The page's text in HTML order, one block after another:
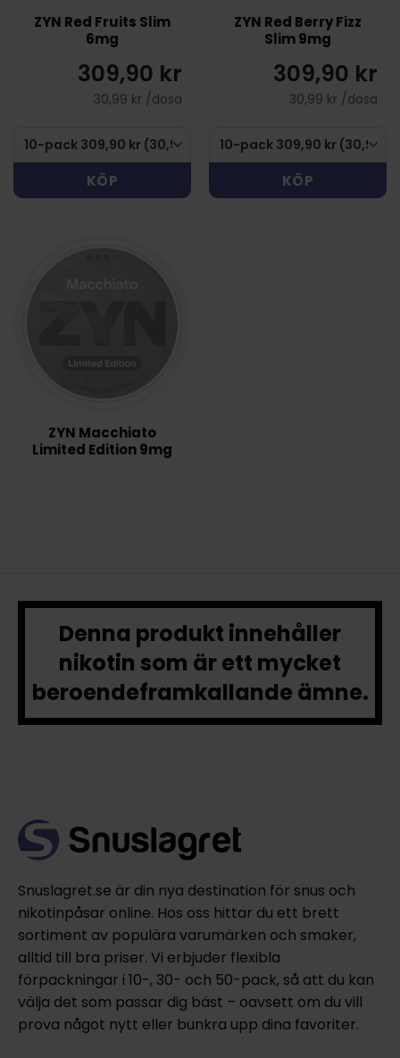
ZYN Red Fruits Slim
6mg
309,90 kr
30,99 kr /dosa
KÖP
ZYN Red Berry Fizz
Slim 9mg
309,90 kr
30,99 kr /dosa
KÖP
ZYN Macchiato
Limited Edition 9mg
Denna produkt innehåller
nikotin som är ett mycket
beroendeframkallande ämne.
Snuslagret.se är din nya destination för snus och
nikotinpåsar online. Hos oss hittar du ett brett
sortiment av populära varumärken och smaker,
alltid till bra priser. Vi erbjuder flexibla
förpackningar i 10-, 30- och 50-pack, så att du kan
välja det som passar dig bäst – oavsett om du vill
prova något nytt eller bunkra upp dina favoriter.